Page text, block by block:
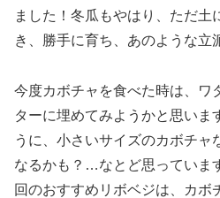
ました！冬瓜もやはり、ただ土
き、勝手に育ち、あのような立
今度カボチャを食べた時は、ワ
ターに埋めてみようかと思いま
うに、小さいサイズのカボチャ
なるかも？…なとど思っていま
回のおすすめリボベジは、カボ